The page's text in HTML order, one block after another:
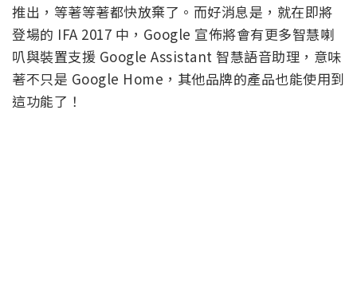
推出，等著等著都快放棄了。而好消息是，就在即將
登場的 IFA 2017 中，Google 宣佈將會有更多智慧喇
叭與裝置支援 Google Assistant 智慧語音助理，意味
著不只是 Google Home，其他品牌的產品也能使用到
這功能了！